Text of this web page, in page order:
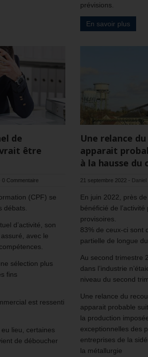
prévisions.
En savoir plus
de
être
0 Commentaire
(CPF) se
débats.
d’activité, son
avec le
sélection plus
fins
est ressenti
lieu, certaines
de déboucher
Une relance
apparait
à la hausse du
21 septembre 2022 -
En juin 2022, près
bénéficié de
provisoires.
83% de ceux-ci sont
partielle de longue
Au second trimestre
dans l’industrie
niveau du second
Une relance du
apparait probable
la production
exceptionnelles des
entreprises de la
la métallurgie